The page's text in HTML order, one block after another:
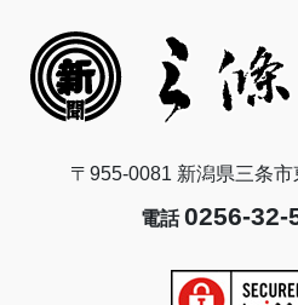
〒955-0081 新潟県三条
電話0256-32-